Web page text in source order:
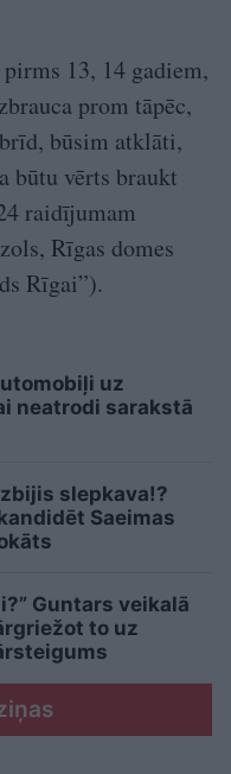
13, 14 gadiem,
prom tāpēc,
būsim atklāti,
būtu vērts braukt
raidījumam
Rīgas domes
Rīgai”).
uz
neatrodi sarakstā
slepkava!?
Saeimas
Guntars veikalā
to uz